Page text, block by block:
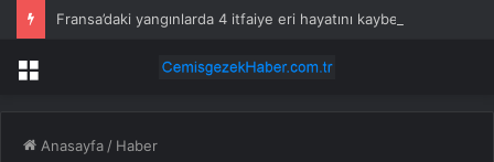
Fransa’daki yangınlarda 4 itfaiye eri hayatını kaybetti
Menü
Anasayfa / Haber